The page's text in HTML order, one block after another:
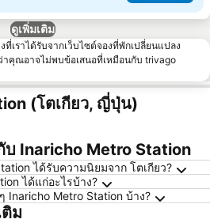
ดูเพิ่มเติม
เราได้รับจากเว็บไซต์จองที่พักเปลี่ยนแปลง
าคุณอาจไม่พบข้อเสนอที่เหมือนกับ trivago
(โตเกียว, ญี่ปุ่น)
บ Inaricho Metro Station
ได้รับความนิยมจาก โตเกียว?
ได้แก่อะไรบ้าง?
Inaricho Metro Station บ้าง?
ม